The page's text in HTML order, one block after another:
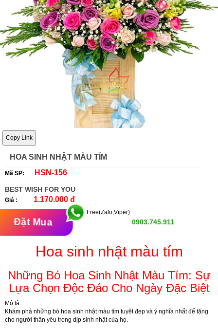
Copy Link
HOA SINH NHẬT MÀU TÍM
Mã SP: HSN-156
BEST WISH FOR YOU
Giá : 1.170.000 đ
Đặt Mua
Free(Zalo,Viper)
0903.745.911
Hoa sinh nhật màu tím
Những Bó Hoa Sinh Nhật Màu Tím: Sự
Lựa Chọn Độc Đáo Cho Ngày Đặc Biệt
Mô tả:
Khám phá những bó hoa sinh nhật màu tím tuyệt đẹp và ý nghĩa nhất để tặng
cho người thân yêu trong dịp sinh nhật của họ.